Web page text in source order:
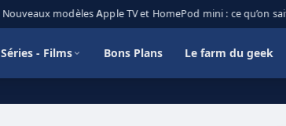
Nouveaux modèles Apple TV et HomePod mini : ce qu’on sait
Séries - Films Bons Plans Le farm du geek